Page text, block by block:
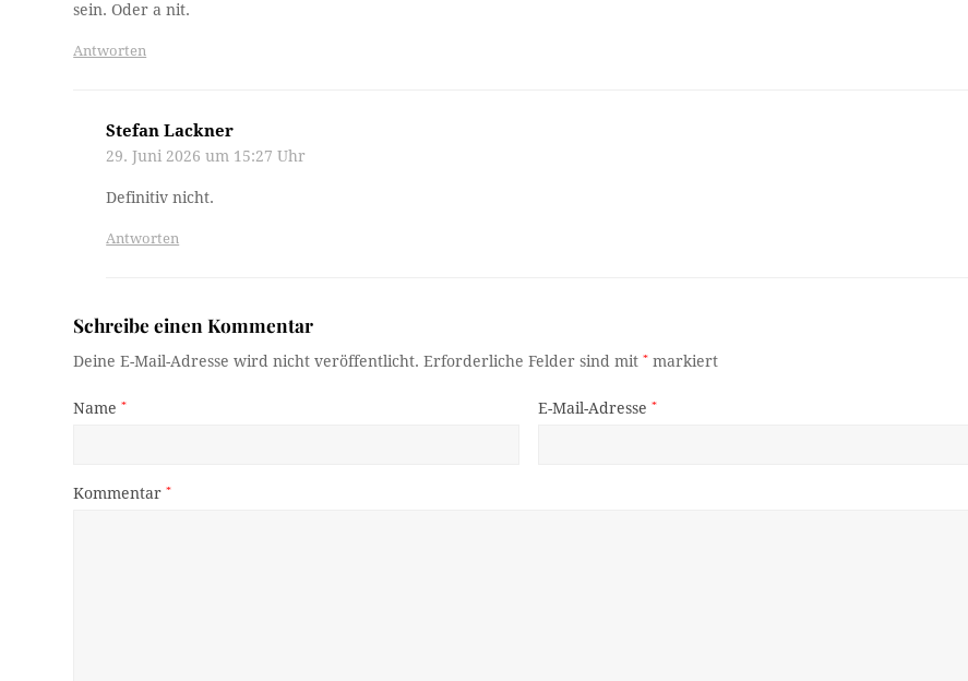
sein. Oder a nit.
Antworten
Stefan Lackner
29. Juni 2026 um 15:27 Uhr
Definitiv nicht.
Antworten
Schreibe einen Kommentar
Deine E-Mail-Adresse wird nicht veröffentlicht. Erforderliche Felder sind mit* markiert
Name* E-Mail-Adresse *
Kommentar*